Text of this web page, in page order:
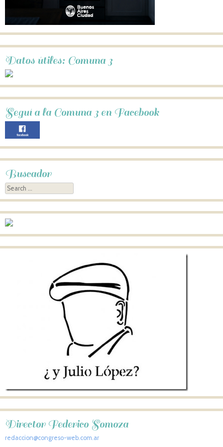
Datos útiles: Comuna 3
Seguí a la Comuna 3 en Facebook
Buscador
Search
Director Federico Somoza
redaccion@congreso-web.com.ar